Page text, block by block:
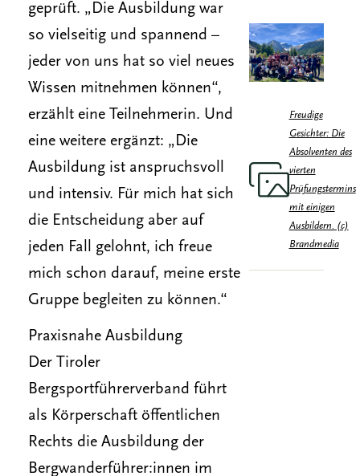
geprüft. „Die Ausbildung war
so vielseitig und spannend –
jeder von uns hat so viel neues
Wissen mitnehmen können“,
erzählt eine Teilnehmerin. Und
eine weitere ergänzt: „Die
Ausbildung ist anspruchsvoll
und intensiv. Für mich hat sich
die Entscheidung aber auf
jeden Fall gelohnt, ich freue
mich schon darauf, meine erste
Gruppe begleiten zu können.“
Praxisnahe Ausbildung
Der Tiroler
Bergsportführerverband führt
als Körperschaft öffentlichen
Rechts die Ausbildung der
Bergwanderführer:innen im
Freudige
Gesichter: Die
Absolventen des
vierten
Prüfungstermins
mit einigen
Ausbildern. (c)
Brandmedia